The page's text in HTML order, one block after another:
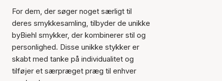
For dem, der søger noget særligt til
deres smykkesamling, tilbyder de unikke
byBiehl smykker, der kombinerer stil og
personlighed. Disse unikke stykker er
skabt med tanke på individualitet og
tilføjer et særpræget præg til enhver